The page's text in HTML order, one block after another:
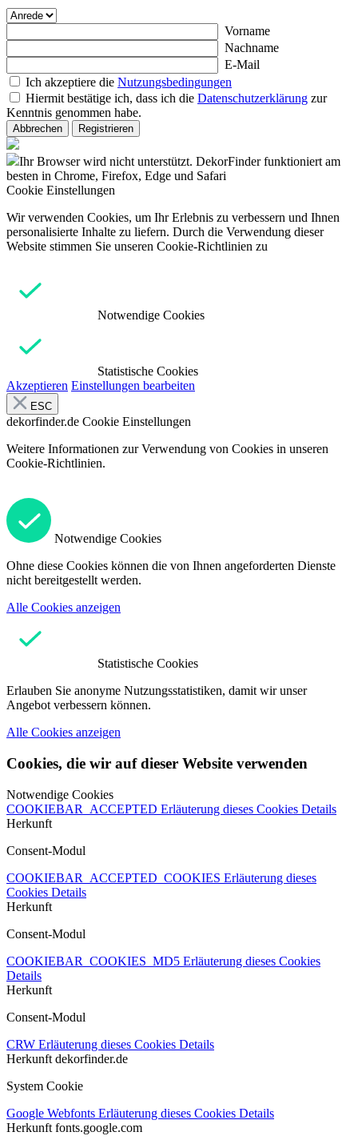
Vorname
Nachname
E-Mail
Ich akzeptiere die Nutzungsbedingungen
Hiermit bestätige ich, dass ich die Datenschutzerklärung zur
Kenntnis genommen habe.
Abbrechen Registrieren
Ihr Browser wird nicht unterstützt. DekorFinder funktioniert am
besten in Chrome, Firefox, Edge und Safari
Cookie Einstellungen
Wir verwenden Cookies, um Ihr Erlebnis zu verbessern und Ihnen
personalisierte Inhalte zu liefern. Durch die Verwendung dieser
Website stimmen Sie unseren Cookie-Richtlinien zu
Notwendige Cookies
Statistische Cookies
Akzeptieren Einstellungen bearbeiten
ESC
dekorfinder.de Cookie Einstellungen
Weitere Informationen zur Verwendung von Cookies in unseren
Cookie-Richtlinien.
Notwendige Cookies
Ohne diese Cookies können die von Ihnen angeforderten Dienste
nicht bereitgestellt werden.
Alle Cookies anzeigen
Statistische Cookies
Erlauben Sie anonyme Nutzungsstatistiken, damit wir unser
Angebot verbessern können.
Alle Cookies anzeigen
Cookies, die wir auf dieser Website verwenden
Notwendige Cookies
COOKIEBAR_ACCEPTED Erläuterung dieses Cookies Details
Herkunft
Consent-Modul
COOKIEBAR_ACCEPTED_COOKIES Erläuterung dieses
Cookies Details
Herkunft
Consent-Modul
COOKIEBAR_COOKIES_MD5 Erläuterung dieses Cookies
Details
Herkunft
Consent-Modul
CRW Erläuterung dieses Cookies Details
Herkunft dekorfinder.de
System Cookie
Google Webfonts Erläuterung dieses Cookies Details
Herkunft fonts.google.com